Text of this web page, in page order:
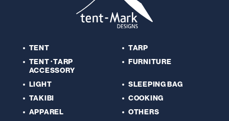
TENT
TARP
TENT･TARP
ACCESSORY
FURNITURE
LIGHT
SLEEPING BAG
TAKIBI
COOKING
APPAREL
OTHERS